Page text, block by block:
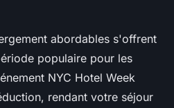
abordables s'offrent
populaire pour les
NYC Hotel Week
rendant votre séjour